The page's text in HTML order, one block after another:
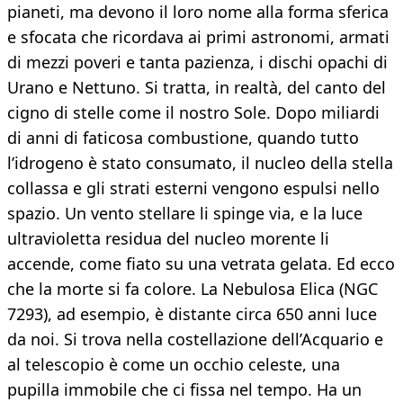
pianeti, ma devono il loro nome alla forma sferica
e sfocata che ricordava ai primi astronomi, armati
di mezzi poveri e tanta pazienza, i dischi opachi di
Urano e Nettuno. Si tratta, in realtà, del canto del
cigno di stelle come il nostro Sole. Dopo miliardi
di anni di faticosa combustione, quando tutto
l’idrogeno è stato consumato, il nucleo della stella
collassa e gli strati esterni vengono espulsi nello
spazio. Un vento stellare li spinge via, e la luce
ultravioletta residua del nucleo morente li
accende, come fiato su una vetrata gelata. Ed ecco
che la morte si fa colore. La Nebulosa Elica (NGC
7293), ad esempio, è distante circa 650 anni luce
da noi. Si trova nella costellazione dell’Acquario e
al telescopio è come un occhio celeste, una
pupilla immobile che ci fissa nel tempo. Ha un